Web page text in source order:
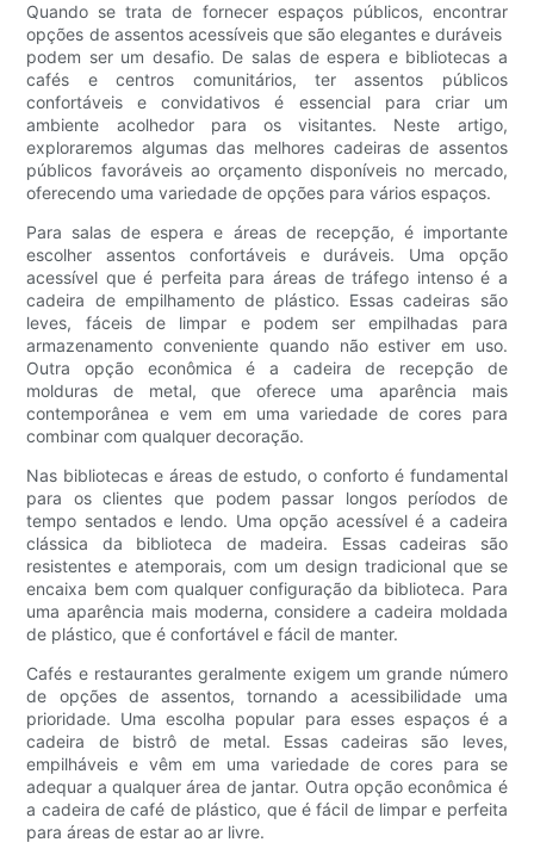
Quando se trata de fornecer espaços públicos, encontrar
opções de assentos acessíveis que são elegantes e duráveis ​​
podem ser um desafio. De salas de espera e bibliotecas a
cafés e centros comunitários, ter assentos públicos
confortáveis ​​e convidativos é essencial para criar um
ambiente acolhedor para os visitantes. Neste artigo,
exploraremos algumas das melhores cadeiras de assentos
públicos favoráveis ​​ao orçamento disponíveis no mercado,
oferecendo uma variedade de opções para vários espaços.
Para salas de espera e áreas de recepção, é importante
escolher assentos confortáveis ​​e duráveis. Uma opção
acessível que é perfeita para áreas de tráfego intenso é a
cadeira de empilhamento de plástico. Essas cadeiras são
leves, fáceis de limpar e podem ser empilhadas para
armazenamento conveniente quando não estiver em uso.
Outra opção econômica é a cadeira de recepção de
molduras de metal, que oferece uma aparência mais
contemporânea e vem em uma variedade de cores para
combinar com qualquer decoração.
Nas bibliotecas e áreas de estudo, o conforto é fundamental
para os clientes que podem passar longos períodos de
tempo sentados e lendo. Uma opção acessível é a cadeira
clássica da biblioteca de madeira. Essas cadeiras são
resistentes e atemporais, com um design tradicional que se
encaixa bem com qualquer configuração da biblioteca. Para
uma aparência mais moderna, considere a cadeira moldada
de plástico, que é confortável e fácil de manter.
Cafés e restaurantes geralmente exigem um grande número
de opções de assentos, tornando a acessibilidade uma
prioridade. Uma escolha popular para esses espaços é a
cadeira de bistrô de metal. Essas cadeiras são leves,
empilháveis ​​e vêm em uma variedade de cores para se
adequar a qualquer área de jantar. Outra opção econômica é
a cadeira de café de plástico, que é fácil de limpar e perfeita
para áreas de estar ao ar livre.